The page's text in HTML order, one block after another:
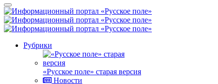
Рубрики
«Русское поле» старая версия
Новости